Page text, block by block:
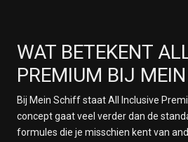
WAT BETEKENT
PREMIUM BIJ
Bij Mein Schiff staat All Inclusive
concept gaat veel verder dan de
formules die je misschien kent van